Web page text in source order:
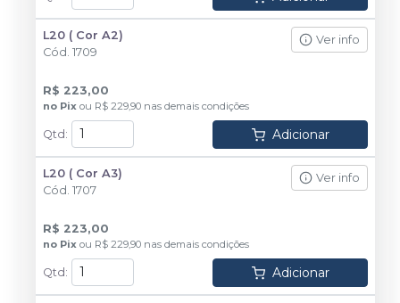
L20 ( Cor A2)
Cód. 1709
Ver info
R$ 223,00
no Pix ou R$ 229,90 nas demais condições
Qtd : Adicionar
L20 ( Cor A3)
Cód. 1707
Ver info
R$ 223,00
no Pix ou R$ 229,90 nas demais condições
Qtd : Adicionar